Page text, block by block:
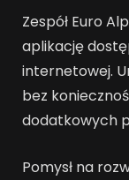
Zespół Euro
aplikację
internetowej.
bez
dodatkowych
Pomysł na